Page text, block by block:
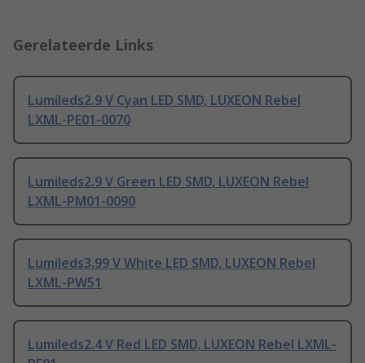
Gerelateerde Links
Lumileds2.9 V Cyan LED SMD, LUXEON Rebel
LXML-PE01-0070
Lumileds2.9 V Green LED SMD, LUXEON Rebel
LXML-PM01-0090
Lumileds3.99 V White LED SMD, LUXEON Rebel
LXML-PW51
Lumileds2.4 V Red LED SMD, LUXEON Rebel LXML-